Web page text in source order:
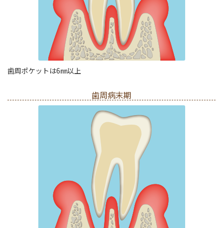
歯周ポケットは6㎜以上
歯周病末期